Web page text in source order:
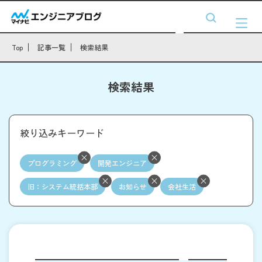
Top 記事一覧 検索結果
検索結果
絞り込みキーワード
プログラミング 開発エンジニア
旧：システム統括本部 お知らせ 会社生活